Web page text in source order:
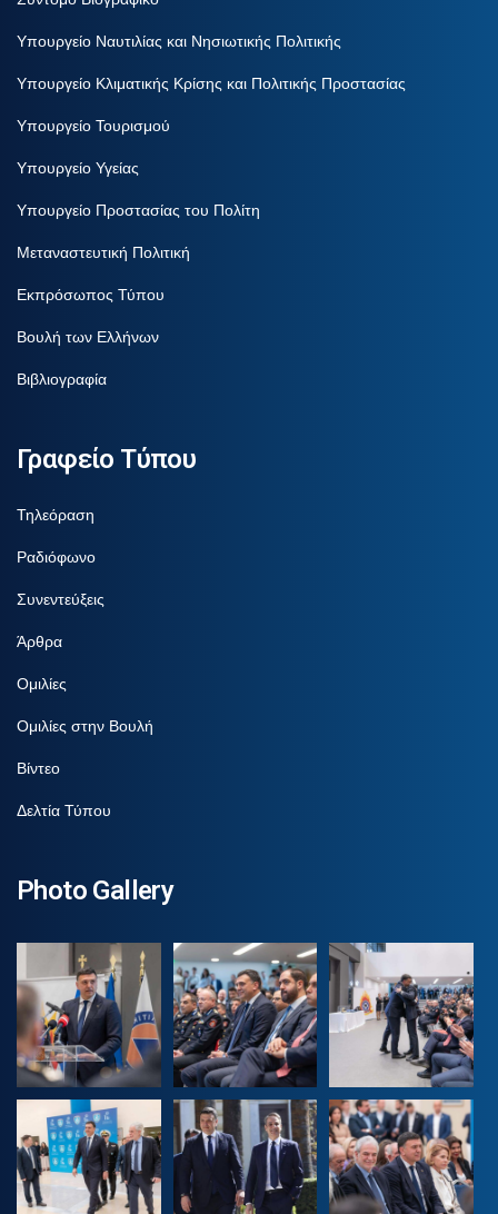
Υπουργείο Ναυτιλίας και Νησιωτικής Πολιτικής
Υπουργείο Κλιματικής Κρίσης και Πολιτικής Προστασίας
Υπουργείο Τουρισμού
Υπουργείο Υγείας
Υπουργείο Προστασίας του Πολίτη
Μεταναστευτική Πολιτική
Εκπρόσωπος Τύπου
Βουλή των Ελλήνων
Βιβλιογραφία
Γραφείο Τύπου
Τηλεόραση
Ραδιόφωνο
Συνεντεύξεις
Άρθρα
Ομιλίες
Ομιλίες στην Βουλή
Βίντεο
Δελτία Τύπου
Photo Gallery